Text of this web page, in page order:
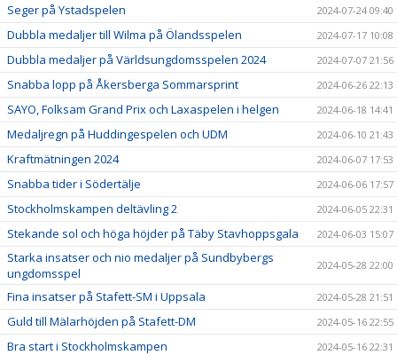
Seger på Ystadspelen 2024-07-24 09:40
Dubbla medaljer till Wilma på Ölandsspelen 2024-07-17 10:08
Dubbla medaljer på Världsungdomsspelen 2024 2024-07-07 21:56
Snabba lopp på Åkersberga Sommarsprint 2024-06-26 22:13
SAYO, Folksam Grand Prix och Laxaspelen i helgen 2024-06-18 14:41
Medaljregn på Huddingespelen och UDM 2024-06-10 21:43
Kraftmätningen 2024 2024-06-07 17:53
Snabba tider i Södertälje 2024-06-06 17:57
Stockholmskampen deltävling 2 2024-06-05 22:31
Stekande sol och höga höjder på Täby Stavhoppsgala 2024-06-03 15:07
Starka insatser och nio medaljer på Sundbybergs
ungdomsspel
2024-05-28 22:00
Fina insatser på Stafett-SM i Uppsala 2024-05-28 21:51
Guld till Mälarhöjden på Stafett-DM 2024-05-16 22:55
Bra start i Stockholmskampen 2024-05-16 22:31